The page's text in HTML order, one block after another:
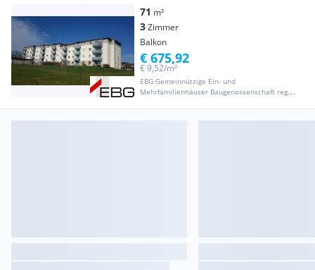
71 m²
3Zimmer
Balkon
EBG Gemeinnützige Ein- und
Mehrfamilienhäuser Baugenossenschaft reg.
€ 9,52/m²
€ 675,92